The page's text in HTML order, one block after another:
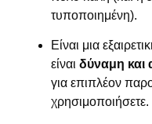
τυποποιημένη).
Είναι μια
είναι δύναμη και
για επιπλέον
χρησιμοποιήσετε.